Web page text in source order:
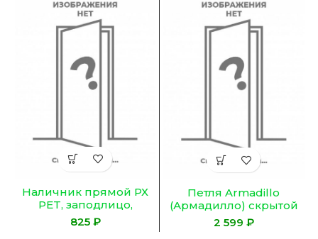
Наличник прямой РХ
PET, заподлицо,
бежевый матовый
90*10*2150, телескоп
₽
Петля Armadillo
(Армадилло) скрытой
установки U3D5000.VPG
WH белый TECH
₽